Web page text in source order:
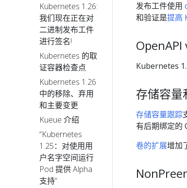
Kubernetes 1.26:
我们现在正在对
二进制发布工件
进行签名!
Kubernetes 的取
证容器检查点
Kubernetes 1.26
中的移除、弃用
和主要变更
Kueue 介绍
“Kubernetes
1.25：对使用用
户名字空间运行
Pod 提供 Alpha
支持”
发布工件使用
和验证是提高
OpenAPI
Kubernetes
存储容量
存储容量跟踪
有后期绑定的
卷的扩展增加